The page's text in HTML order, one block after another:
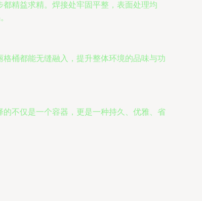
精益求精。焊接处牢固平整，表面处理均
桶都能无缝融入，提升整体环境的品味与功
不仅是一个容器，更是一种持久、优雅、省